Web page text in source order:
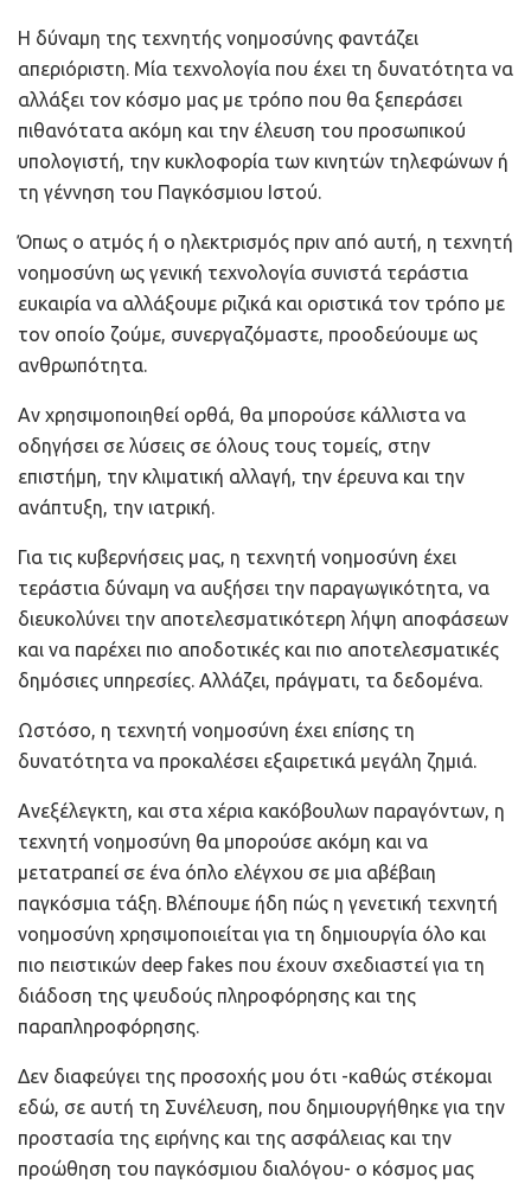
Η δύναμη της τεχνητής νοημοσύνης φαντάζει
απεριόριστη. Μία τεχνολογία που έχει τη δυνατότητα να
αλλάξει τον κόσμο μας με τρόπο που θα ξεπεράσει
πιθανότατα ακόμη και την έλευση του προσωπικού
υπολογιστή, την κυκλοφορία των κινητών τηλεφώνων ή
τη γέννηση του Παγκόσμιου Ιστού.
Όπως ο ατμός ή ο ηλεκτρισμός πριν από αυτή, η τεχνητή
νοημοσύνη ως γενική τεχνολογία συνιστά τεράστια
ευκαιρία να αλλάξουμε ριζικά και οριστικά τον τρόπο με
τον οποίο ζούμε, συνεργαζόμαστε, προοδεύουμε ως
ανθρωπότητα.
Αν χρησιμοποιηθεί ορθά, θα μπορούσε κάλλιστα να
οδηγήσει σε λύσεις σε όλους τους τομείς, στην
επιστήμη, την κλιματική αλλαγή, την έρευνα και την
ανάπτυξη, την ιατρική.
Για τις κυβερνήσεις μας, η τεχνητή νοημοσύνη έχει
τεράστια δύναμη να αυξήσει την παραγωγικότητα, να
διευκολύνει την αποτελεσματικότερη λήψη αποφάσεων
και να παρέχει πιο αποδοτικές και πιο αποτελεσματικές
δημόσιες υπηρεσίες. Αλλάζει, πράγματι, τα δεδομένα.
Ωστόσο, η τεχνητή νοημοσύνη έχει επίσης τη
δυνατότητα να προκαλέσει εξαιρετικά μεγάλη ζημιά.
Ανεξέλεγκτη, και στα χέρια κακόβουλων παραγόντων, η
τεχνητή νοημοσύνη θα μπορούσε ακόμη και να
μετατραπεί σε ένα όπλο ελέγχου σε μια αβέβαιη
παγκόσμια τάξη. Βλέπουμε ήδη πώς η γενετική τεχνητή
νοημοσύνη χρησιμοποιείται για τη δημιουργία όλο και
πιο πειστικών deep fakes που έχουν σχεδιαστεί για τη
διάδοση της ψευδούς πληροφόρησης και της
παραπληροφόρησης.
Δεν διαφεύγει της προσοχής μου ότι -καθώς στέκομαι
εδώ, σε αυτή τη Συνέλευση, που δημιουργήθηκε για την
προστασία της ειρήνης και της ασφάλειας και την
προώθηση του παγκόσμιου διαλόγου- ο κόσμος μας